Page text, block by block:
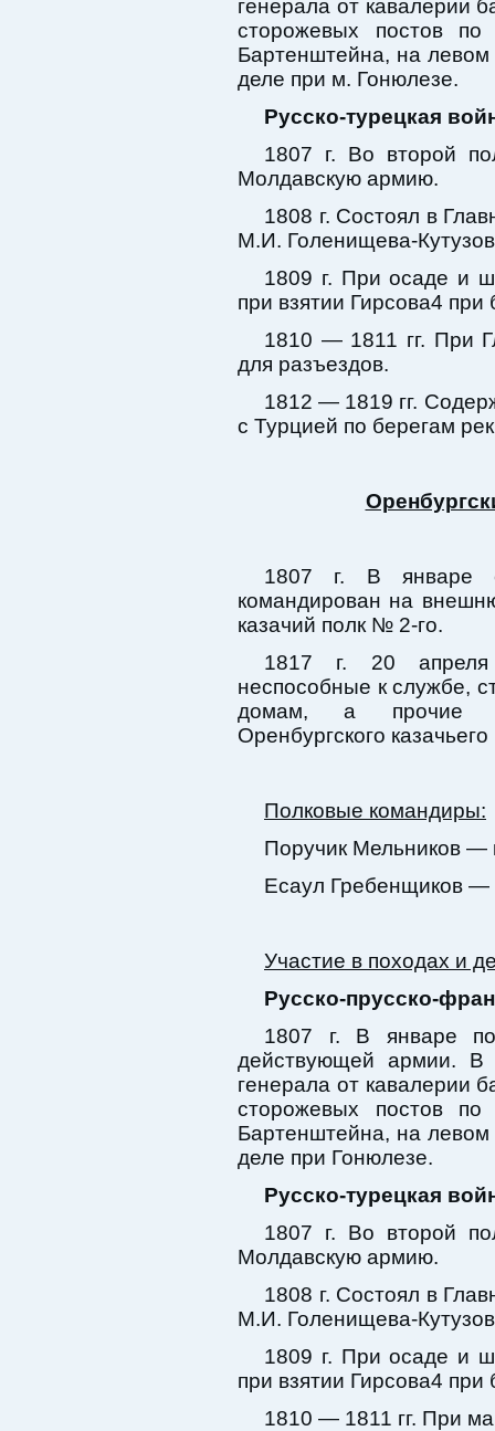
генерала от кавалерии
сторожевых постов
Бартенштейна, на
деле при м. Гонюлезе.
Русско-турецкая
1807 г. Во второй
Молдавскую армию.
1808 г. Состоял в
М.И. Голенищева-
1809 г. При осаде и
при взятии Гирсова4
1810 — 1811 гг. При
для разъездов.
1812 — 1819 гг.
с Турцией по берегам
1807 г. В январе
командирован на
казачий полк № 2-го.
1817 г. 20
неспособные к службе,
домам, а прочие
Оренбургского
Полковые командиры:
Поручик Мельников —
Есаул Гребенщиков —
Участие в походах и
Русско-прусско-
1807 г. В январе
действующей армии.
генерала от кавалерии
сторожевых постов
Бартенштейна, на
деле при Гонюлезе.
Русско-турецкая
1807 г. Во второй
Молдавскую армию.
1808 г. Состоял в
М.И. Голенищева-
1809 г. При осаде и
при взятии Гирсова4
1810 — 1811 гг. При